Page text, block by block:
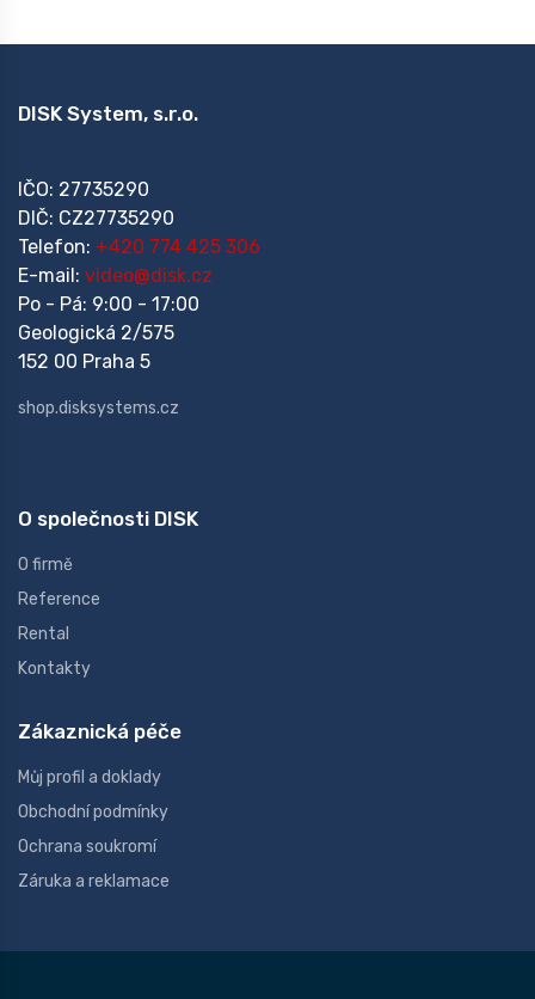
DISK System, s.r.o.
IČO: 27735290
DIČ: CZ27735290
Telefon: +420 774 425 306
E-mail: video@disk.cz
Po - Pá: 9:00 - 17:00
Geologická 2/575
152 00 Praha 5
shop.disksystems.cz
O společnosti DISK
O firmě
Reference
Rental
Kontakty
Zákaznická péče
Můj profil a doklady
Obchodní podmínky
Ochrana soukromí
Záruka a reklamace